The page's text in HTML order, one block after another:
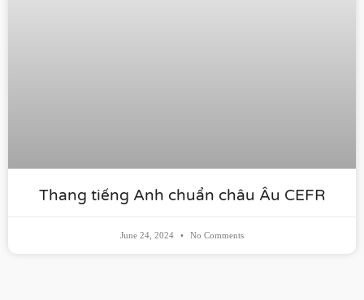
Thang tiếng Anh chuẩn châu Âu CEFR
June 24, 2024 No Comments